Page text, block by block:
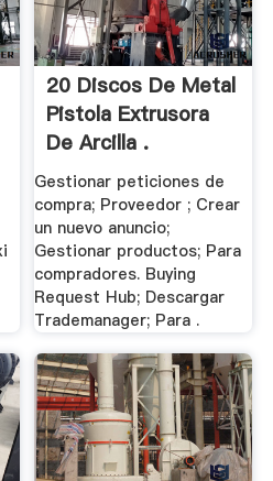
20 Discos De Metal
Pistola Extrusora
De Arcilla .
Gestionar peticiones de
compra; Proveedor ; Crear
un nuevo anuncio;
Gestionar productos; Para
compradores. Buying
Request Hub; Descargar
Trademanager; Para .